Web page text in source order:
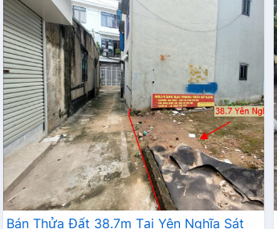
Bán Thửa Đất 38.7m Tại Yên Nghĩa Sát